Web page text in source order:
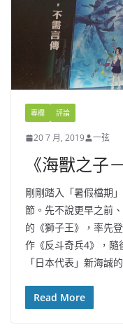
專欄 評論
20 7 月, 2019 一弦
《海獸之子
剛剛踏入「暑假檔期
節。先不說更早之前
的《獅子王》，率先
作《反斗奇兵4》，
「日本代表」新海誠
Read More